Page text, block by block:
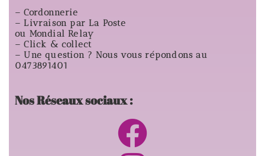
– Cordonnerie
– Livraison par La Poste
ou Mondial Relay
– Click & collect
– Une question ? Nous vous répondons au
0473891401
Nos Réseaux sociaux :